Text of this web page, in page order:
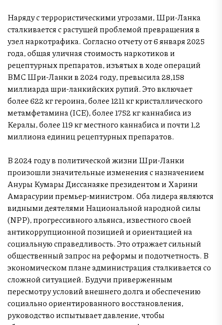
Наряду с террористическими угрозами, Шри-Ланка
сталкивается с растущей проблемой превращения в
узел наркотрафика. Согласно отчету от 6 января 2025
года, общая уличная стоимость наркотиков и
рецептурных препаратов, изъятых в ходе операций
ВМС Шри-Ланки в 2024 году, превысила 28,158
миллиарда шри-ланкийских рупий. Это включает
более 622 кг героина, более 1211 кг кристаллического
метамфетамина (ICE), более 1752 кг каннабиса из
Кералы, более 119 кг местного каннабиса и почти 1,2
миллиона единиц рецептурных препаратов.
В 2024 году в политической жизни Шри-Ланки
произошли значительные изменения с назначением
Ануры Кумары Диссанаяке президентом и Харини
Амарасурии премьер-министром. Оба лидера являются
видными деятелями Национальной народной силы
(NPP), прогрессивного альянса, известного своей
антикоррупционной позицией и ориентацией на
социальную справедливость. Это отражает сильный
общественный запрос на реформы и подотчетность. В
экономическом плане администрация сталкивается со
сложной ситуацией. Будучи приверженным
пересмотру условий внешнего долга и обеспечению
социально ориентированного восстановления,
руководство испытывает давление, чтобы